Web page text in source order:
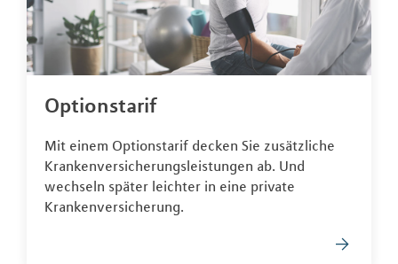
Optionstarif
Mit einem Optionstarif decken Sie zusätzliche
Krankenversicherungsleistungen ab. Und
wechseln später leichter in eine private
Krankenversicherung.